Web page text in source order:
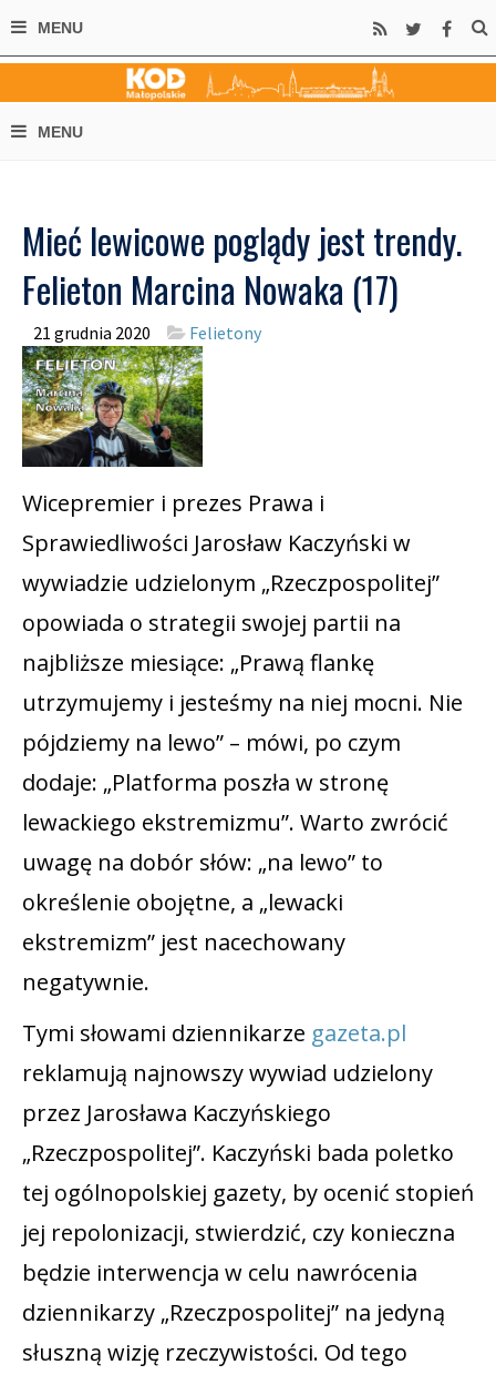
Mieć lewicowe poglądy jest trendy.
Felieton Marcina Nowaka (17)
21 grudnia 2020 Felietony
Wicepremier i prezes Prawa i
Sprawiedliwości Jarosław Kaczyński w
wywiadzie udzielonym „Rzeczpospolitej”
opowiada o strategii swojej partii na
najbliższe miesiące: „Prawą flankę
utrzymujemy i jesteśmy na niej mocni. Nie
pójdziemy na lewo” – mówi, po czym
dodaje: „Platforma poszła w stronę
lewackiego ekstremizmu”. Warto zwrócić
uwagę na dobór słów: „na lewo” to
określenie obojętne, a „lewacki
ekstremizm” jest nacechowany
negatywnie.
Tymi słowami dziennikarze gazeta.pl
reklamują najnowszy wywiad udzielony
przez Jarosława Kaczyńskiego
„Rzeczpospolitej”. Kaczyński bada poletko
tej ogólnopolskiej gazety, by ocenić stopień
jej repolonizacji, stwierdzić, czy konieczna
będzie interwencja w celu nawrócenia
dziennikarzy „Rzeczpospolitej” na jedyną
słuszną wizję rzeczywistości. Od tego